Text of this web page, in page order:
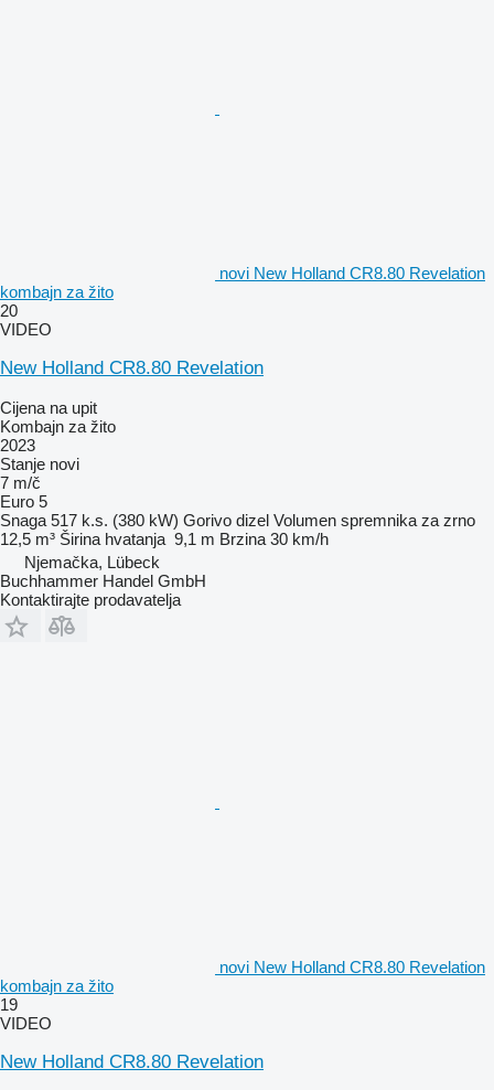
novi New Holland CR8.80 Revelation
kombajn za žito
20
VIDEO
New Holland CR8.80 Revelation
Cijena na upit
Kombajn za žito
2023
Stanje novi
7 m/č
Euro 5
Snaga 517 k.s. (380 kW) Gorivo dizel Volumen spremnika za zrno
12,5 m³ Širina hvatanja 9,1 m Brzina 30 km/h
Njemačka, Lübeck
Buchhammer Handel GmbH
Kontaktirajte prodavatelja
novi New Holland CR8.80 Revelation
kombajn za žito
19
VIDEO
New Holland CR8.80 Revelation